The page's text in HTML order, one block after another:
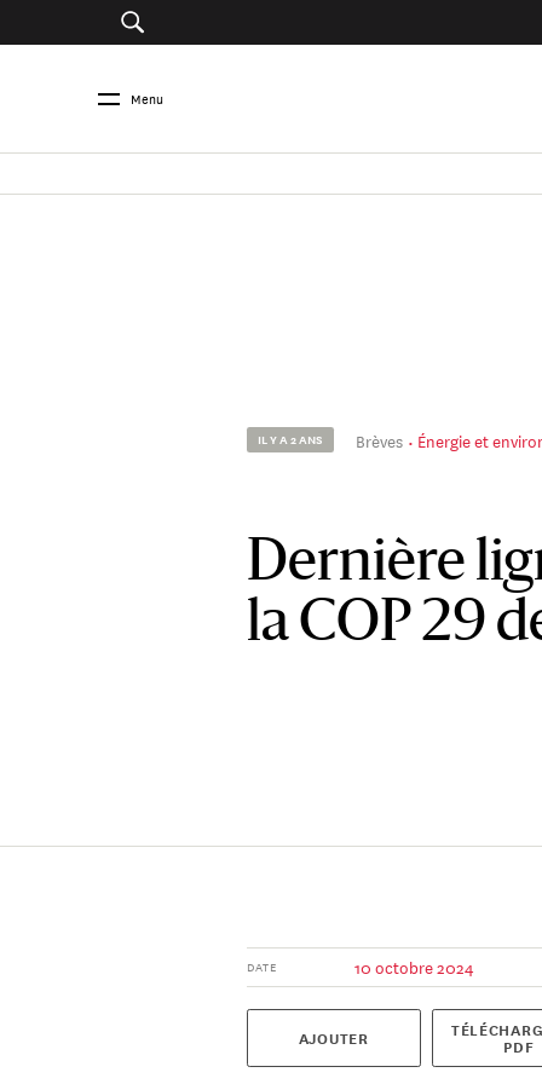
Menu
IL Y A 2 ANS Brèves Énergie et
Dernière
la COP 29
DATE 10 octobre 2024
AJOUTER PDF